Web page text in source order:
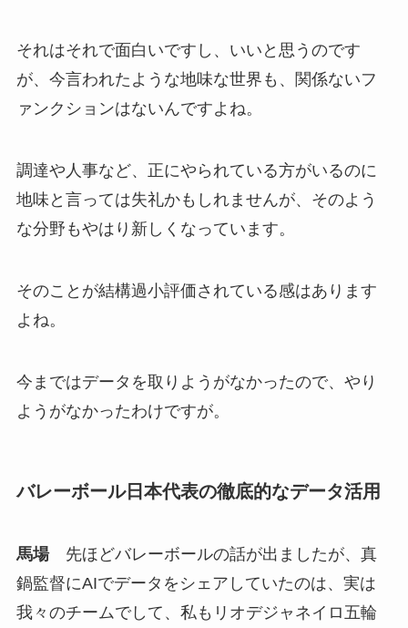
それはそれで面白いですし、いいと思うのです
が、今言われたような地味な世界も、関係ないフ
ァンクションはないんですよね。
調達や人事など、正にやられている方がいるのに
地味と言っては失礼かもしれませんが、そのよう
な分野もやはり新しくなっています。
そのことが結構過小評価されている感はあります
よね。
今まではデータを取りようがなかったので、やり
ようがなかったわけですが。
バレーボール日本代表の徹底的なデータ活用
馬場先ほどバレーボールの話が出ましたが、真
鍋監督にAIでデータをシェアしていたのは、実は
我々のチームでして、私もリオデジャネイロ五輪